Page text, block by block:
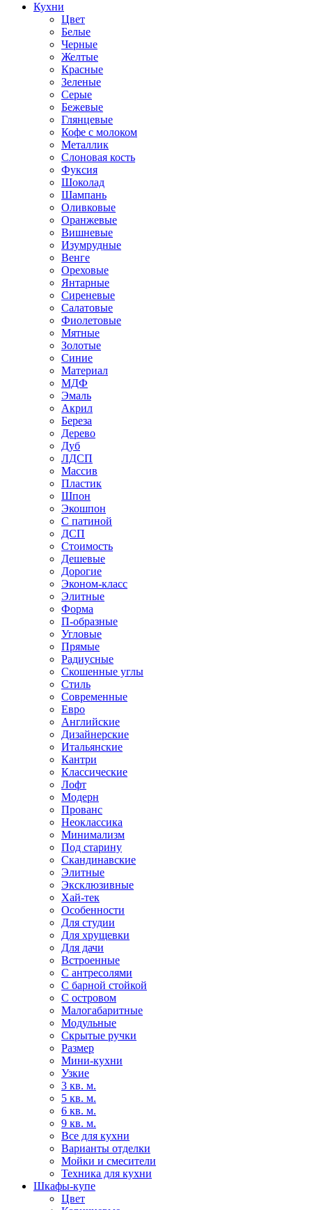
Кухни
Цвет
Белые
Черные
Желтые
Красные
Зеленые
Серые
Бежевые
Глянцевые
Кофе с молоком
Металлик
Слоновая кость
Фуксия
Шоколад
Шампань
Оливковые
Оранжевые
Вишневые
Изумрудные
Венге
Ореховые
Янтарные
Сиреневые
Салатовые
Фиолетовые
Мятные
Золотые
Синие
Материал
МДФ
Эмаль
Акрил
Береза
Дерево
Дуб
ЛДСП
Массив
Пластик
Шпон
Экошпон
С патиной
ДСП
Стоимость
Дешевые
Дорогие
Эконом-класс
Элитные
Форма
П-образные
Угловые
Прямые
Радиусные
Скошенные углы
Стиль
Современные
Евро
Английские
Дизайнерские
Итальянские
Кантри
Классические
Лофт
Модерн
Прованс
Неоклассика
Минимализм
Под старину
Скандинавские
Элитные
Эксклюзивные
Хай-тек
Особенности
Для студии
Для хрущевки
Для дачи
Встроенные
С антресолями
С барной стойкой
С островом
Малогабаритные
Модульные
Скрытые ручки
Размер
Мини-кухни
Узкие
3 кв. м.
5 кв. м.
6 кв. м.
9 кв. м.
Все для кухни
Варианты отделки
Мойки и смесители
Техника для кухни
Шкафы-купе
Цвет